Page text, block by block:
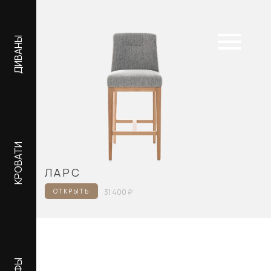
КРОВАТИ
ДИВАНЫ
ЛАРС
ОТКРЫТЬ 31 400 ₽